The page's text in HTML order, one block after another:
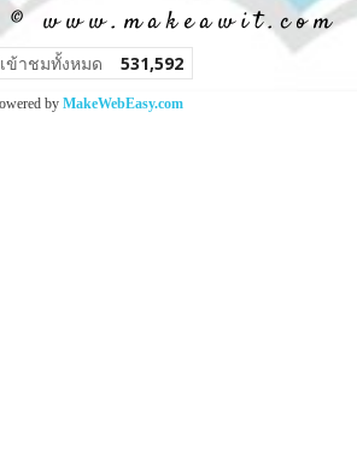
w w w . m a k e a w i t . c o m
ข้าชมวันนี้ 157
by MakeWebEasy.com